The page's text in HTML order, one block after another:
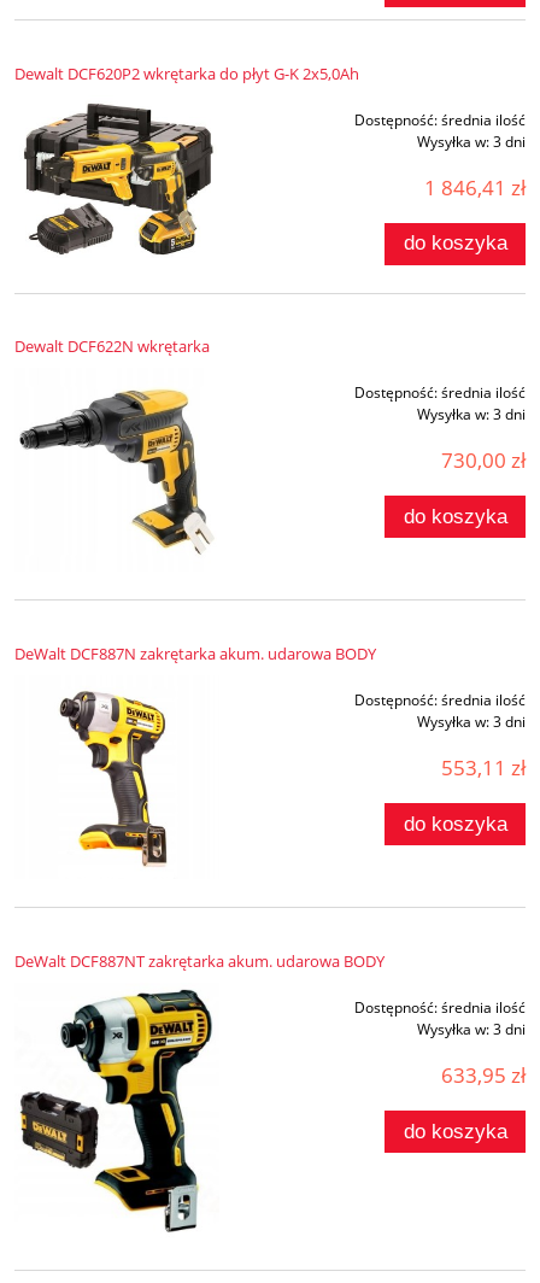
Dewalt DCF620P2 wkrętarka do płyt G-K 2x5,0Ah
Dostępność:średnia ilość
Wysyłka w:3 dni
1 846,41 zł
do koszyka
Dewalt DCF622N wkrętarka
Dostępność:średnia ilość
Wysyłka w:3 dni
730,00 zł
do koszyka
DeWalt DCF887N zakrętarka akum. udarowa BODY
Dostępność:średnia ilość
Wysyłka w:3 dni
553,11 zł
do koszyka
DeWalt DCF887NT zakrętarka akum. udarowa BODY
Dostępność:średnia ilość
Wysyłka w:3 dni
633,95 zł
do koszyka